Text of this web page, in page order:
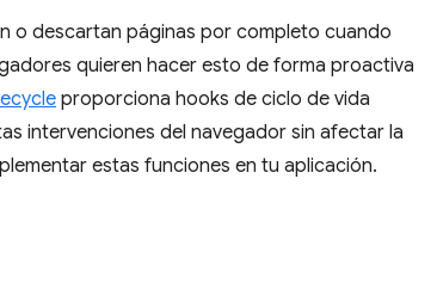
o descartan páginas por completo cuando
quieren hacer esto de forma proactiva
proporciona hooks de ciclo de vida
intervenciones del navegador sin afectar la
estas funciones en tu aplicación.